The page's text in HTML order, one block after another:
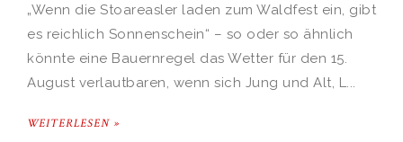
„Wenn die Stoareasler laden zum Waldfest ein, gibt
es reichlich Sonnenschein“ – so oder so ähnlich
könnte eine Bauernregel das Wetter für den 15.
August verlautbaren, wenn sich Jung und Alt, L...
WEITERLESEN »